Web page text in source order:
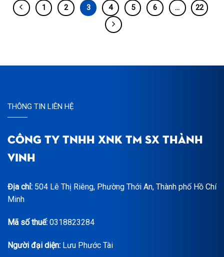
1 2 3 4 5 6 … 22
THÔNG TIN LIÊN HỆ
CÔNG TY TNHH XNK TM SX THÀNH
VINH
Địa chỉ: 504 Lê Thị Riêng, Phường Thới An, Thành phố Hồ Chí
Minh
Mã số thuế: 0318823284
Người đại diện: Lưu Phước Tài